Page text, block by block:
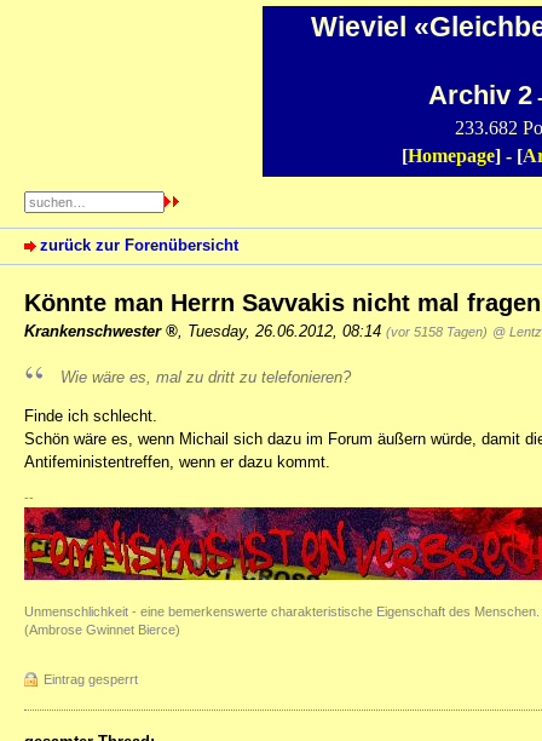
Wieviel
Archiv 2
233.682
[Homepage] - [
zurück zur Forenübersicht
Könnte man Herrn Savvakis nicht mal
Krankenschwester Tuesday, 26.06.2012, 08:14 (vor 5158 Tagen) @
Wie wäre es, mal zu dritt zu telefonieren?
Finde ich schlecht.
Schön wäre es, wenn Michail sich dazu im Forum äußern würde, damit
Antifeministentreffen, wenn er dazu kommt.
--
Unmenschlichkeit - eine bemerkenswerte charakteristische Eigenschaft des Menschen.
(Ambrose Gwinnet Bierce)
Eintrag gesperrt